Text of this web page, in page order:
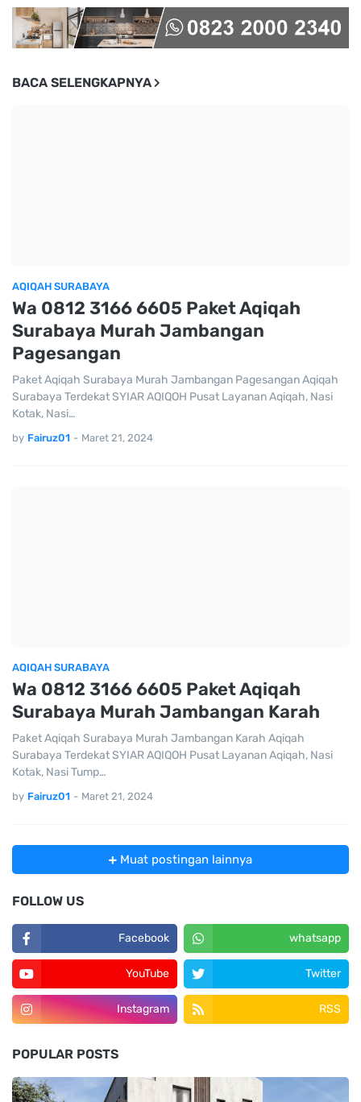
BACA SELENGKAPNYA
AQIQAH SURABAYA
Wa 0812 3166 6605 Paket Aqiqah
Surabaya Murah Jambangan
Pagesangan
Paket Aqiqah Surabaya Murah Jambangan Pagesangan Aqiqah
Surabaya Terdekat SYIAR AQIQOH Pusat Layanan Aqiqah, Nasi
Kotak, Nasi…
by Fairuz01 - Maret 21, 2024
AQIQAH SURABAYA
Wa 0812 3166 6605 Paket Aqiqah
Surabaya Murah Jambangan Karah
Paket Aqiqah Surabaya Murah Jambangan Karah Aqiqah
Surabaya Terdekat SYIAR AQIQOH Pusat Layanan Aqiqah, Nasi
Kotak, Nasi Tump…
by Fairuz01 - Maret 21, 2024
Muat postingan lainnya
FOLLOW US
Facebook whatsapp
YouTube Twitter
Instagram RSS
POPULAR POSTS